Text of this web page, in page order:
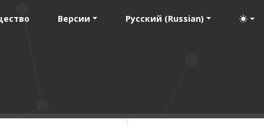
Версии Русский (Russian)